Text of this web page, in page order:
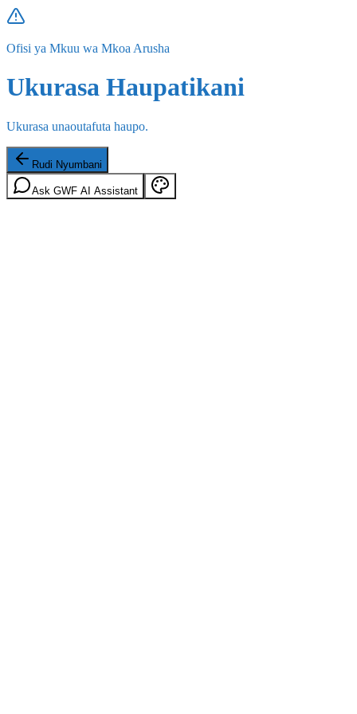
Ofisi ya Mkuu wa Mkoa Arusha
Ukurasa Haupatikani
Ukurasa unaoutafuta haupo.
Rudi Nyumbani
Ask GWF AI Assistant